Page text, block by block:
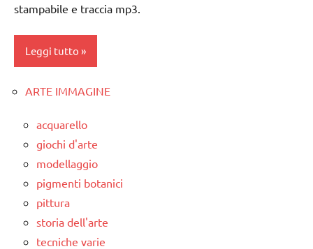
MUSICA
Primavera
TUTTI GLI
PER ETA'
TUTTI GLI
ARTICOLI
6
flauto
dolce
e
LINGUAGGIO
TUTTI GLI
ARGOMENTI
PER ETA'
TUTTI GLI
stampabile e traccia mp3.
Leggi tutto
classe
flauto
dolce
canto
ARTE IMMAGINE
acquarello
giochi d'arte
modellaggio
pigmenti botanici
pittura
storia dell'arte
tecniche varie